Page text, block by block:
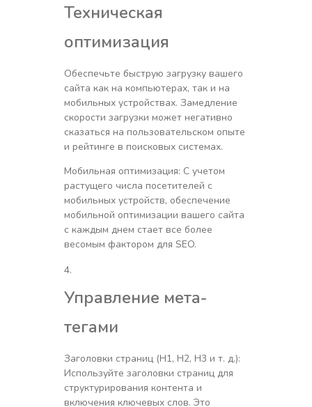
Техническая
оптимизация
Обеспечьте быструю загрузку вашего
сайта как на компьютерах, так и на
мобильных устройствах. Замедление
скорости загрузки может негативно
сказаться на пользовательском опыте
и рейтинге в поисковых системах.
Мобильная оптимизация: С учетом
растущего числа посетителей с
мобильных устройств, обеспечение
мобильной оптимизации вашего сайта
с каждым днем стает все более
весомым фактором для SEO.
Управление мета-
тегами
Заголовки страниц (H1, H2, H3 и т. д.):
Используйте заголовки страниц для
структурирования контента и
включения ключевых слов. Это